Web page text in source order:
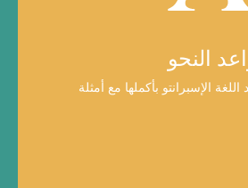
النحو
الإسبرانتو بأكملها مع أمثلة